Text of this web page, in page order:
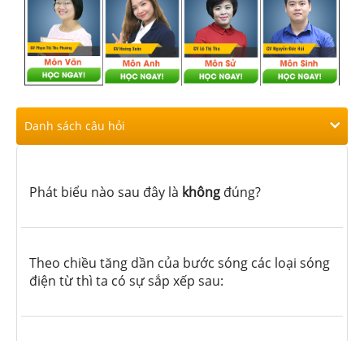
Danh sách câu hỏi
Phát biểu nào sau đây là không đúng?
Theo chiều tăng dần của bước sóng các loại sóng
điện từ thì ta có sự sắp xếp sau: